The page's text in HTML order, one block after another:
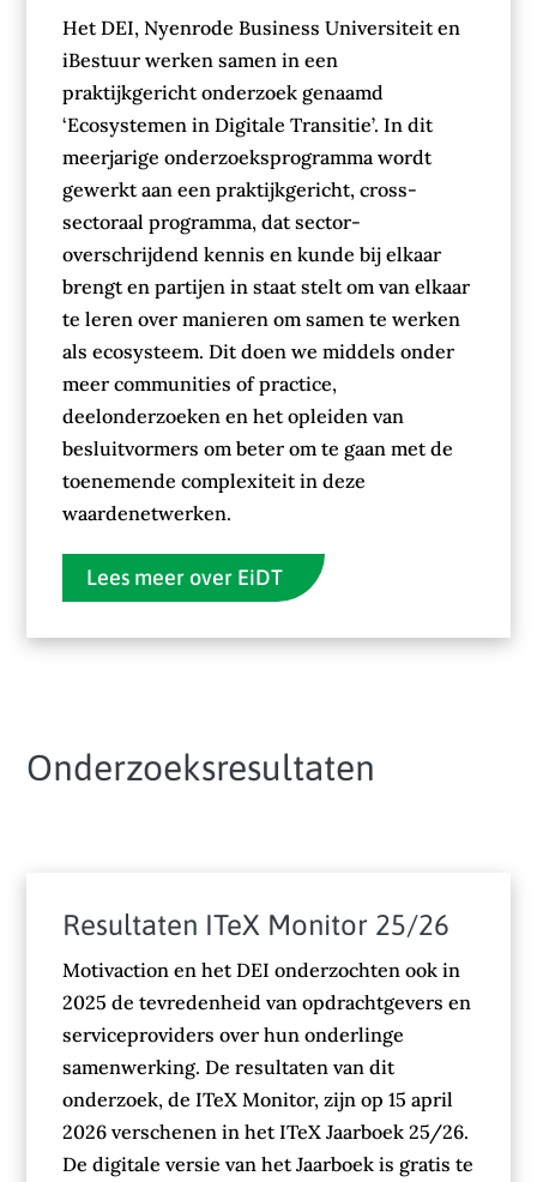
Het DEI, Nyenrode Business Universiteit en
iBestuur werken samen in een
praktijkgericht onderzoek genaamd
‘Ecosystemen in Digitale Transitie’. In dit
meerjarige onderzoeksprogramma wordt
gewerkt aan een praktijkgericht, cross-
sectoraal programma, dat sector-
overschrijdend kennis en kunde bij elkaar
brengt en partijen in staat stelt om van elkaar
te leren over manieren om samen te werken
als ecosysteem. Dit doen we middels onder
meer communities of practice,
deelonderzoeken en het opleiden van
besluitvormers om beter om te gaan met de
toenemende complexiteit in deze
waardenetwerken.
Lees meer over EiDT
Onderzoeksresultaten
Resultaten ITeX Monitor 25/26
Motivaction en het DEI onderzochten ook in
2025 de tevredenheid van opdrachtgevers en
serviceproviders over hun onderlinge
samenwerking. De resultaten van dit
onderzoek, de ITeX Monitor, zijn op 15 april
2026 verschenen in het ITeX Jaarboek 25/26.
De digitale versie van het Jaarboek is gratis te